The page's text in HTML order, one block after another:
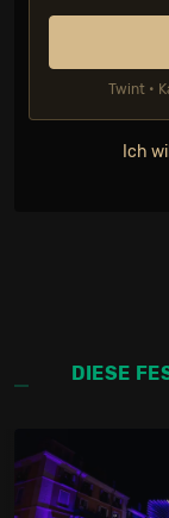
Twint •
Ich
DIESE